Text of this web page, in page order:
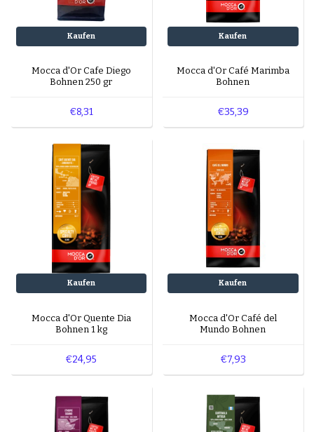
Kaufen
Mocca d'Or Cafe Diego
Bohnen 250 gr
€8,31
Kaufen
Mocca d'Or Café Marimba
Bohnen
€35,39
Kaufen
Mocca d'Or Quente Dia
Bohnen 1 kg
€24,95
Kaufen
Mocca d'Or Café del
Mundo Bohnen
€7,93